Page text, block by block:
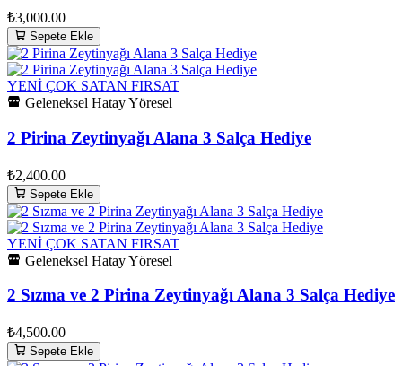
₺3,000.00
Sepete Ekle
YENİ ÇOK SATAN FIRSAT
Geleneksel Hatay Yöresel
2 Pirina Zeytinyağı Alana 3 Salça Hediye
₺2,400.00
Sepete Ekle
YENİ ÇOK SATAN FIRSAT
Geleneksel Hatay Yöresel
2 Sızma ve 2 Pirina Zeytinyağı Alana 3 Salça Hediye
₺4,500.00
Sepete Ekle